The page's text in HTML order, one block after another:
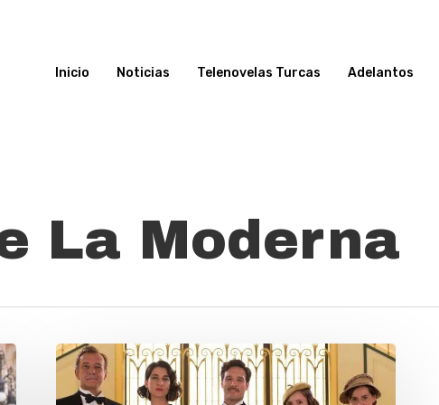
Inicio Noticias Telenovelas Turcas Adelantos
La Moderna